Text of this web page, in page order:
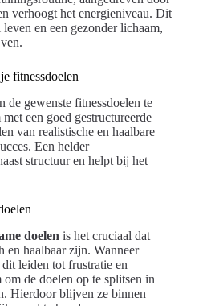
verhoogt het energieniveau. Dit
en een gezonder lichaam,
fitnessdoelen
de gewenste fitnessdoelen te
een goed gestructureerde
van realistische en haalbare
Een helder
structuur en helpt bij het
doelen is het cruciaal dat
en haalbaar zijn. Wanneer
leiden tot frustratie en
de doelen op te splitsen in
Hierdoor blijven ze binnen